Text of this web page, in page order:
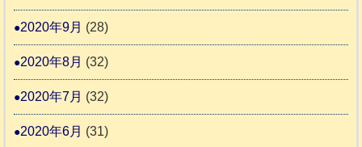
2020年9月 (28)
2020年8月 (32)
2020年7月 (32)
2020年6月 (31)